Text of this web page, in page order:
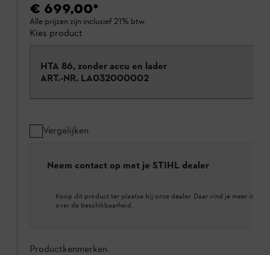
€ 699,00*
Alle prijzen zijn inclusief 21% btw.
Kies product
HTA 86, zonder accu en lader
ART.-NR. LA032000002
Vergelijken
Neem contact op met je STIHL dealer
Koop dit product ter plaatse bij onze dealer. Daar vind je meer
over de beschikbaarheid.
Productkenmerken